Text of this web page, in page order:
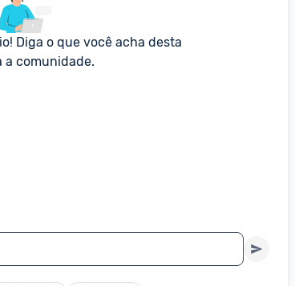
Diga o que você acha desta
a comunidade.